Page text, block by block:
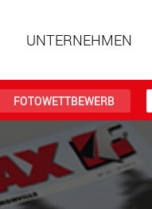
UNTERNEHMEN
FOTOWETTBEWERB